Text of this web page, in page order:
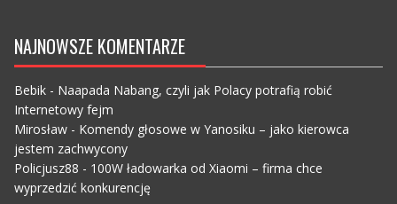
NAJNOWSZE KOMENTARZE
Bebik- Naapada Nabang, czyli jak Polacy potrafią robić
Internetowy fejm
Mirosław- Komendy głosowe w Yanosiku – jako kierowca
jestem zachwycony
Policjusz88 - 100W ładowarka od Xiaomi – firma chce
wyprzedzić konkurencję